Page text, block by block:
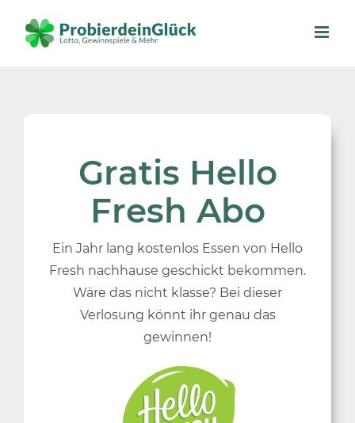
Gratis Hello
Fresh Abo
Ein Jahr lang kostenlos Essen von Hello
Fresh nachhause geschickt bekommen.
Wäre das nicht klasse? Bei dieser
Verlosung könnt ihr genau das
gewinnen!